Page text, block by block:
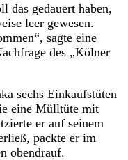
das gedauert haben,
leer gewesen.
sagte eine
des „Kölner
sechs Einkaufstüten
eine Mülltüte mit
er auf seinem
packte er im
obendrauf.